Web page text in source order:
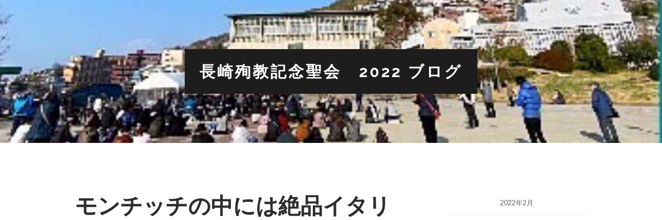
長崎殉教記念聖会 2022 ブログ
モンチッチの中には絶品イタリ
2022年2月